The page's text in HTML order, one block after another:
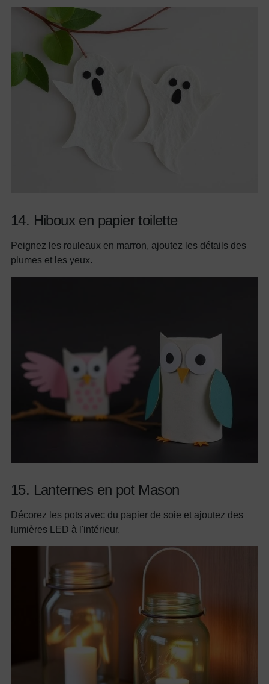
14. Hiboux en papier toilette
Peignez les rouleaux en marron, ajoutez les détails des
plumes et les yeux.
15. Lanternes en pot Mason
Décorez les pots avec du papier de soie et ajoutez des
lumières LED à l'intérieur.